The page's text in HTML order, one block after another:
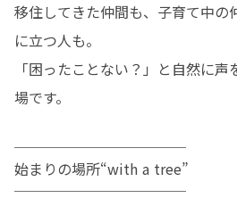
移住してきた仲間も、子育て中の
に立つ人も。
「困ったことない？」と自然に
場です。
始まりの場所“with a tree”